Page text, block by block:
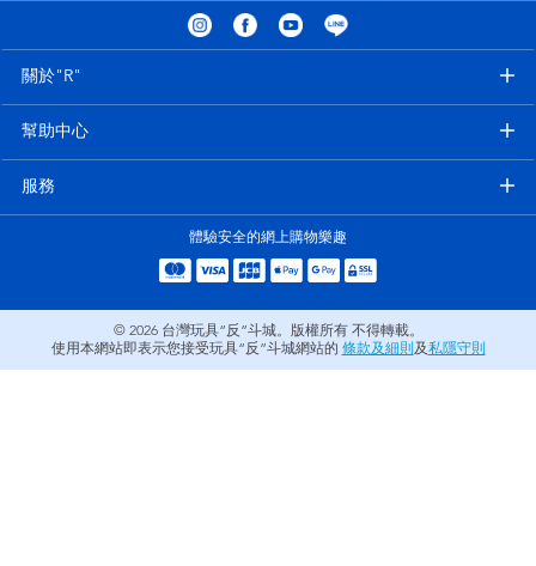
遊戲及拼圖系列
戶外及運動用品
派對用品
Barbie芭比
NERF熱火
關於"R"
幫助中心
服務
體驗安全的網上購物樂趣
© 2026 台灣玩具“反”斗城。版權所有 不得轉載。
使用本網站即表示您接受玩具“反”斗城網站的 條款及細則 及私隱守則